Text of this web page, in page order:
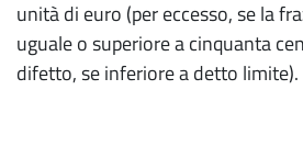
unità di euro (per eccesso, se la
uguale o superiore a cinquanta
difetto, se inferiore a detto limite).